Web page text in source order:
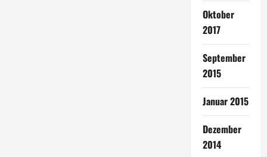
Oktober
2017
September
2015
Januar 2015
Dezember
2014